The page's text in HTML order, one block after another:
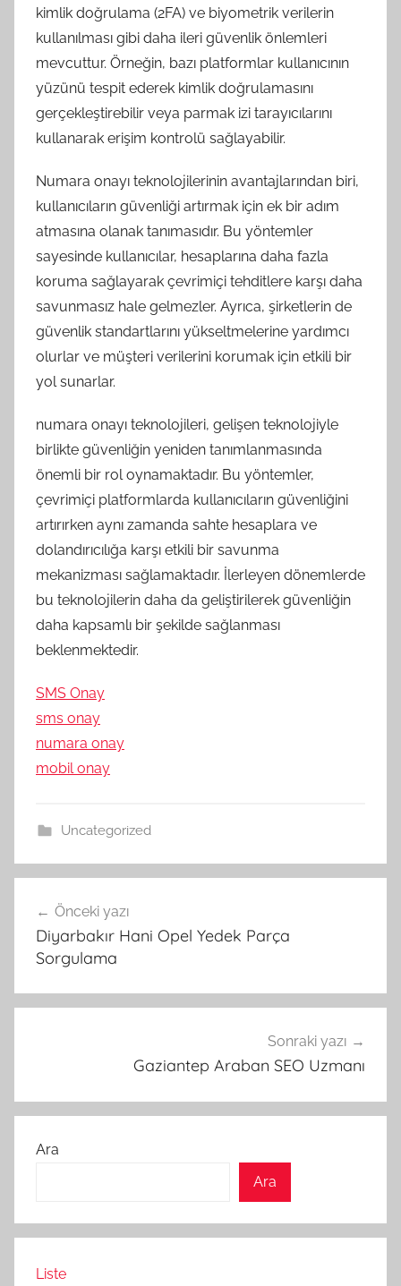
kimlik doğrulama (2FA) ve biyometrik verilerin
kullanılması gibi daha ileri güvenlik önlemleri
mevcuttur. Örneğin, bazı platformlar kullanıcının
yüzünü tespit ederek kimlik doğrulamasını
gerçekleştirebilir veya parmak izi tarayıcılarını
kullanarak erişim kontrolü sağlayabilir.
Numara onayı teknolojilerinin avantajlarından biri,
kullanıcıların güvenliği artırmak için ek bir adım
atmasına olanak tanımasıdır. Bu yöntemler
sayesinde kullanıcılar, hesaplarına daha fazla
koruma sağlayarak çevrimiçi tehditlere karşı daha
savunmasız hale gelmezler. Ayrıca, şirketlerin de
güvenlik standartlarını yükseltmelerine yardımcı
olurlar ve müşteri verilerini korumak için etkili bir
yol sunarlar.
numara onayı teknolojileri, gelişen teknolojiyle
birlikte güvenliğin yeniden tanımlanmasında
önemli bir rol oynamaktadır. Bu yöntemler,
çevrimiçi platformlarda kullanıcıların güvenliğini
artırırken aynı zamanda sahte hesaplara ve
dolandırıcılığa karşı etkili bir savunma
mekanizması sağlamaktadır. İlerleyen dönemlerde
bu teknolojilerin daha da geliştirilerek güvenliğin
daha kapsamlı bir şekilde sağlanması
beklenmektedir.
SMS Onay
sms onay
numara onay
mobil onay
Uncategorized
gezinmesi
Önceki yazı
Diyarbakır Hani Opel Yedek Parça
Sorgulama
Sonraki yazı
Gaziantep Araban SEO Uzmanı
Ara
Ara
Liste